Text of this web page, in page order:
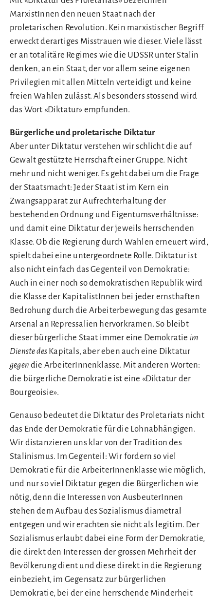
MarxistInnen den neuen Staat nach der
proletarischen Revolution. Kein marxistischer Begriff
erweckt derartiges Misstrauen wie dieser. Viele lässt
er an totalitäre Regimes wie die UDSSR unter Stalin
denken, an ein Staat, der vor allem seine eigenen
Privilegien mit allen Mitteln verteidigt und keine
freien Wahlen zulässt. Als besonders stossend wird
das Wort «Diktatur» empfunden.
Bürgerliche und proletarische Diktatur
Aber unter Diktatur verstehen wir schlicht die auf
Gewalt gestützte Herrschaft einer Gruppe. Nicht
mehr und nicht weniger. Es geht dabei um die Frage
der Staatsmacht: Jeder Staat ist im Kern ein
Zwangsapparat zur Aufrechterhaltung der
bestehenden Ordnung und Eigentumsverhältnisse:
und damit eine Diktatur der jeweils herrschenden
Klasse. Ob die Regierung durch Wahlen erneuert wird,
spielt dabei eine untergeordnete Rolle. Diktatur ist
also nicht einfach das Gegenteil von Demokratie:
Auch in einer noch so demokratischen Republik wird
die Klasse der KapitalistInnen bei jeder ernsthaften
Bedrohung durch die Arbeiterbewegung das gesamte
Arsenal an Repressalien hervorkramen. So bleibt
dieser bürgerliche Staat immer eine Demokratie im
Dienste des Kapitals, aber eben auch eine Diktatur
gegendie ArbeiterInnenklasse. Mit anderen Worten:
die bürgerliche Demokratie ist eine «Diktatur der
Bourgeoisie».
Genauso bedeutet die Diktatur des Proletariats nicht
das Ende der Demokratie für die Lohnabhängigen.
Wir distanzieren uns klar von der Tradition des
Stalinismus. Im Gegenteil: Wir fordern so viel
Demokratie für die ArbeiterInnenklasse wie möglich,
und nur so viel Diktatur gegen die Bürgerlichen wie
nötig, denn die Interessen von AusbeuterInnen
stehen dem Aufbau des Sozialismus diametral
entgegen und wir erachten sie nicht als legitim. Der
Sozialismus erlaubt dabei eine Form der Demokratie,
die direkt den Interessen der grossen Mehrheit der
Bevölkerung dient und diese direkt in die Regierung
einbezieht, im Gegensatz zur bürgerlichen
Demokratie, bei der eine herrschende Minderheit